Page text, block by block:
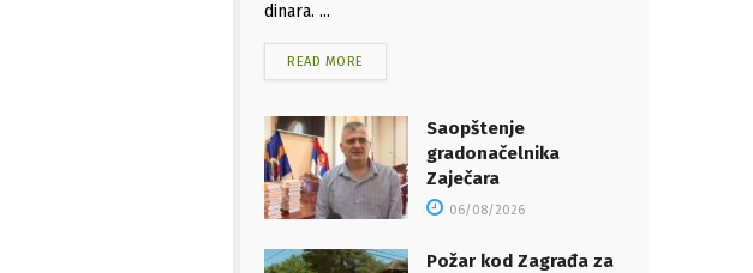
dinara. ...
READ MORE
Saopštenje
gradonačelnika
Zaječara
06/08/2026
Požar kod Zagrađa za